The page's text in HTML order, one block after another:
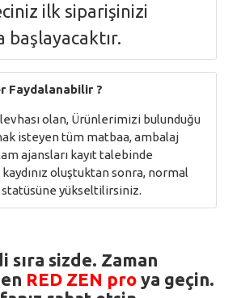
ilk siparişinizi
başlayacaktır.
Faydalanabilir ?
olan, Ürünlerimizi bulunduğu
isteyen tüm matbaa, ambalaj
ajansları kayıt talebinde
oluştuktan sonra, normal
yükseltilirsiniz.
sıra sizde. Zaman
RED ZEN pro ya geçin.